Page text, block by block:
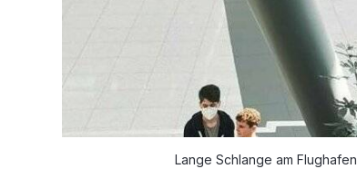
Lange Schlange am